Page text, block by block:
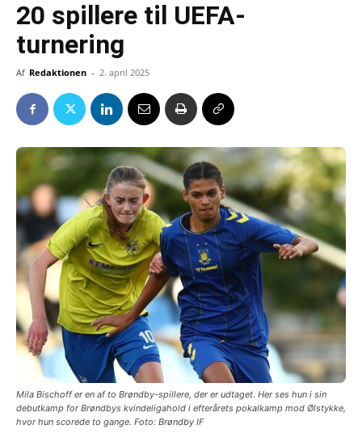
20 spillere til UEFA-
turnering
Af Redaktionen - 2. april 2025
Mila Bischoff er en af to Brøndby-spillere, der er udtaget. Her ses hun i sin
debutkamp for Brøndbys kvindeligahold i efterårets pokalkamp mod Ølstykke,
hvor hun scorede to gange. Foto: Brøndby IF